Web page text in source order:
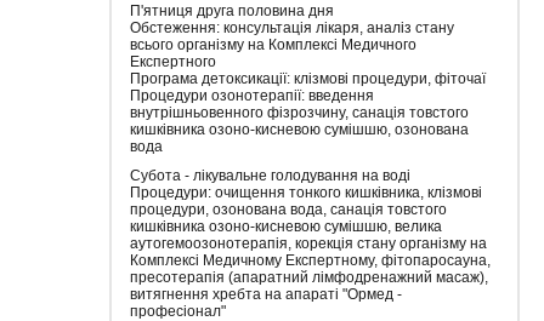
П'ятниця друга половина дня
Обстеження: консультація лікаря, аналіз стану
всього організму на Комплексі Медичного
Експертного
Програма детоксикації: клізмові процедури, фіточаї
Процедури озонотерапії: введення
внутрішньовенного фізрозчину, санація товстого
кишківника озоно-кисневою сумішшю, озонована
вода
Субота - лікувальне голодування на воді
Процедури: очищення тонкого кишківника, клізмові
процедури, озонована вода, санація товстого
кишківника озоно-кисневою сумішшю, велика
аутогемоозонотерапія, корекція стану організму на
Комплексі Медичному Експертному, фітопаросауна,
пресотерапія (апаратний лімфодренажний масаж),
витягнення хребта на апараті "Ормед -
професіонал"